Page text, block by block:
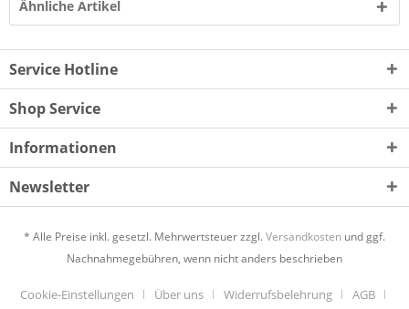
Ähnliche Artikel
Service Hotline
Shop Service
Informationen
Newsletter
* Alle Preise inkl. gesetzl. Mehrwertsteuer zzgl.Versandkosten und ggf.
Nachnahmegebühren, wenn nicht anders beschrieben
Cookie-Einstellungen Über uns Widerrufsbelehrung AGB